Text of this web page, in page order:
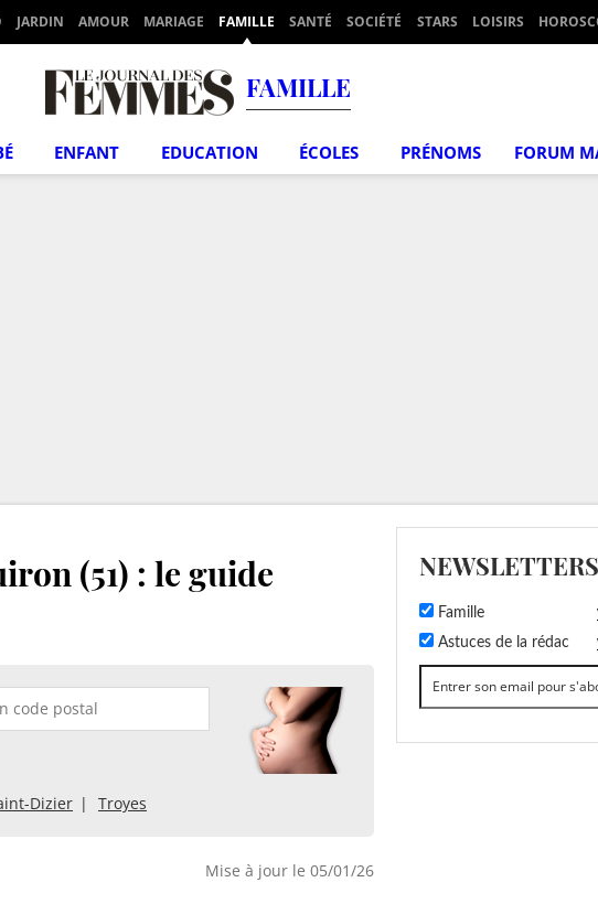
JARDIN AMOUR MARIAGE FAMILLE SANTÉ SOCIÉTÉ STARS LOISIRS
FAMILLE
ENFANT EDUCATION ÉCOLES PRÉNOMS FORUM
(51) : le guide
Dizier Troyes
Mise à jour le 05/01/26
NEWSLETTERS
Famille
Astuces de la rédac